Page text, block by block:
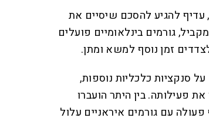
עדיף להגיע להסכם שיסיים את
גורמים בינלאומיים פועלים
זמן נוסף למשא ומתן.
סנקציות כלכליות נוספות,
פעילותה. בין היתר הועברו
פעולה עם גורמים איראניים עלול